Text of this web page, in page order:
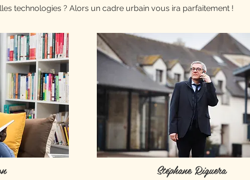
technologies ? Alors un cadre urbain vous ira parfaitement !
Stéphane Riguera